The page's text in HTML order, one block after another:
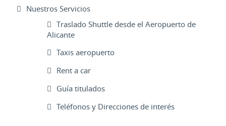
Nuestros Servicios
Traslado Shuttle desde el Aeropuerto de
Alicante
Taxis aeropuerto
Rent a car
Guía titulados
Teléfonos y Direcciones de interés